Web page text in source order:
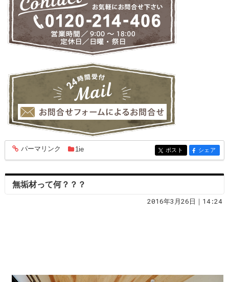
entry1861
パーマリンク 1ie entry1861
ポスト entry1861
シェア
無垢材って何？？？
2016年3月26日｜14:24